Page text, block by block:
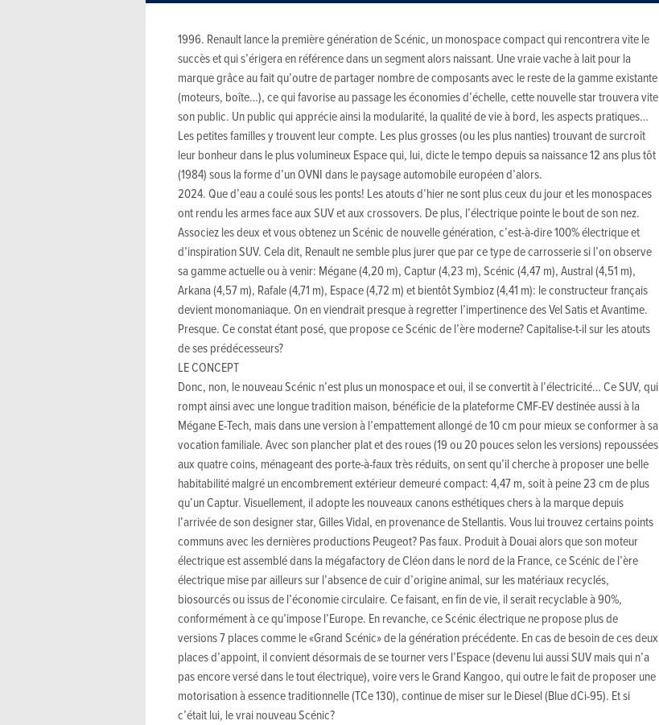
1996. Renault lance la première génération de Scénic, un monospace compact qui rencontrera vite le
succès et qui s’érigera en référence dans un segment alors naissant. Une vraie vache à lait pour la
marque grâce au fait qu’outre de partager nombre de composants avec le reste de la gamme existante
(moteurs, boîte…), ce qui favorise au passage les économies d’échelle, cette nouvelle star trouvera vite
son public. Un public qui apprécie ainsi la modularité, la qualité de vie à bord, les aspects pratiques…
Les petites familles y trouvent leur compte. Les plus grosses (ou les plus nanties) trouvant de surcroît
leur bonheur dans le plus volumineux Espace qui, lui, dicte le tempo depuis sa naissance 12 ans plus tôt
(1984) sous la forme d’un OVNI dans le paysage automobile européen d’alors.
2024. Que d’eau a coulé sous les ponts! Les atouts d’hier ne sont plus ceux du jour et les monospaces
ont rendu les armes face aux SUV et aux crossovers. De plus, l’électrique pointe le bout de son nez.
Associez les deux et vous obtenez un Scénic de nouvelle génération, c’est-à-dire 100% électrique et
d’inspiration SUV. Cela dit, Renault ne semble plus jurer que par ce type de carrosserie si l’on observe
sa gamme actuelle ou à venir: Mégane (4,20 m), Captur (4,23 m), Scénic (4,47 m), Austral (4,51 m),
Arkana (4,57 m), Rafale (4,71 m), Espace (4,72 m) et bientôt Symbioz (4,41 m): le constructeur français
devient monomaniaque. On en viendrait presque à regretter l’impertinence des Vel Satis et Avantime.
Presque. Ce constat étant posé, que propose ce Scénic de l’ère moderne? Capitalise-t-il sur les atouts
de ses prédécesseurs?
LE CONCEPT
Donc, non, le nouveau Scénic n’est plus un monospace et oui, il se convertit à l’électricité… Ce SUV, qui
rompt ainsi avec une longue tradition maison, bénéficie de la plateforme CMF-EV destinée aussi à la
Mégane E-Tech, mais dans une version à l’empattement allongé de 10 cm pour mieux se conformer à sa
vocation familiale. Avec son plancher plat et des roues (19 ou 20 pouces selon les versions) repoussées
aux quatre coins, ménageant des porte-à-faux très réduits, on sent qu’il cherche à proposer une belle
habitabilité malgré un encombrement extérieur demeuré compact: 4,47 m, soit à peine 23 cm de plus
qu’un Captur. Visuellement, il adopte les nouveaux canons esthétiques chers à la marque depuis
l’arrivée de son designer star, Gilles Vidal, en provenance de Stellantis. Vous lui trouvez certains points
communs avec les dernières productions Peugeot? Pas faux. Produit à Douai alors que son moteur
électrique est assemblé dans la mégafactory de Cléon dans le nord de la France, ce Scénic de l’ère
électrique mise par ailleurs sur l’absence de cuir d’origine animal, sur les matériaux recyclés,
biosourcés ou issus de l’économie circulaire. Ce faisant, en fin de vie, il serait recyclable à 90%,
conformément à ce qu’impose l’Europe. En revanche, ce Scénic électrique ne propose plus de
versions 7 places comme le «Grand Scénic» de la génération précédente. En cas de besoin de ces deux
places d’appoint, il convient désormais de se tourner vers l’Espace (devenu lui aussi SUV mais qui n’a
pas encore versé dans le tout électrique), voire vers le Grand Kangoo, qui outre le fait de proposer une
motorisation à essence traditionnelle (TCe 130), continue de miser sur le Diesel (Blue dCi-95). Et si
c’était lui, le vrai nouveau Scénic?